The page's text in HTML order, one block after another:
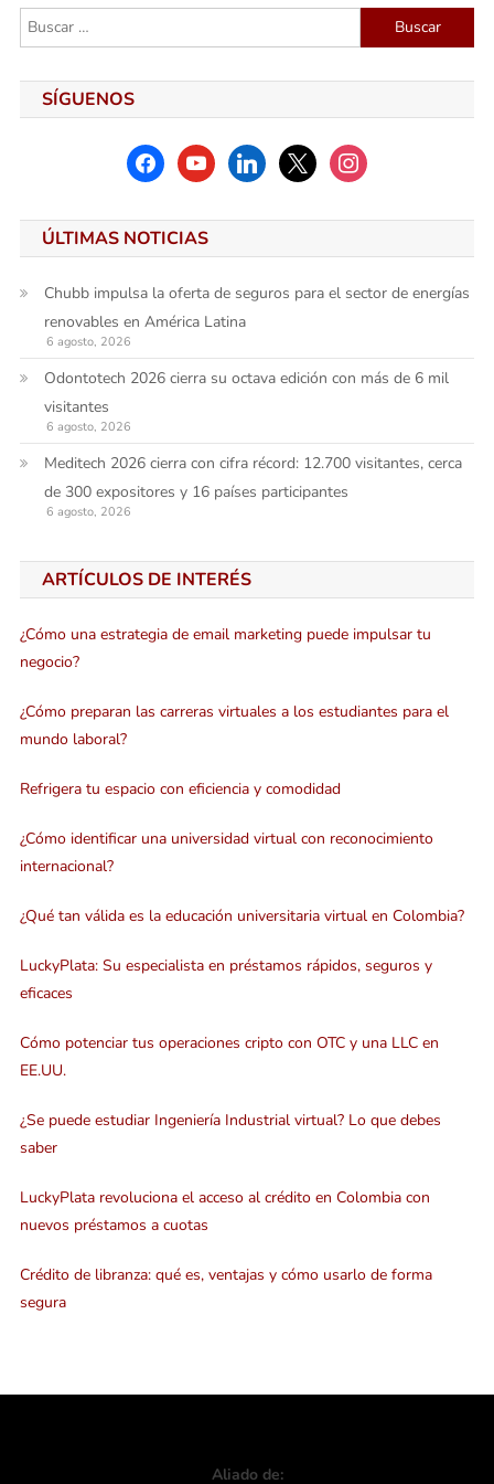
Buscar:
SÍGUENOS
facebookyoutubelinkedinx instagram
ÚLTIMAS NOTICIAS
Chubb impulsa la oferta de seguros para el sector de energías
renovables en América Latina
6 agosto, 2026
Odontotech 2026 cierra su octava edición con más de 6 mil
visitantes
6 agosto, 2026
Meditech 2026 cierra con cifra récord: 12.700 visitantes, cerca
de 300 expositores y 16 países participantes
6 agosto, 2026
ARTÍCULOS DE INTERÉS
¿Cómo una estrategia de email marketing puede impulsar tu
negocio?
¿Cómo preparan las carreras virtuales a los estudiantes para el
mundo laboral?
Refrigera tu espacio con eficiencia y comodidad
¿Cómo identificar una universidad virtual con reconocimiento
internacional?
¿Qué tan válida es la educación universitaria virtual en Colombia?
LuckyPlata: Su especialista en préstamos rápidos, seguros y
eficaces
Cómo potenciar tus operaciones cripto con OTC y una LLC en
EE.UU.
¿Se puede estudiar Ingeniería Industrial virtual? Lo que debes
saber
LuckyPlata revoluciona el acceso al crédito en Colombia con
nuevos préstamos a cuotas
Crédito de libranza: qué es, ventajas y cómo usarlo de forma
segura
Aliado de: